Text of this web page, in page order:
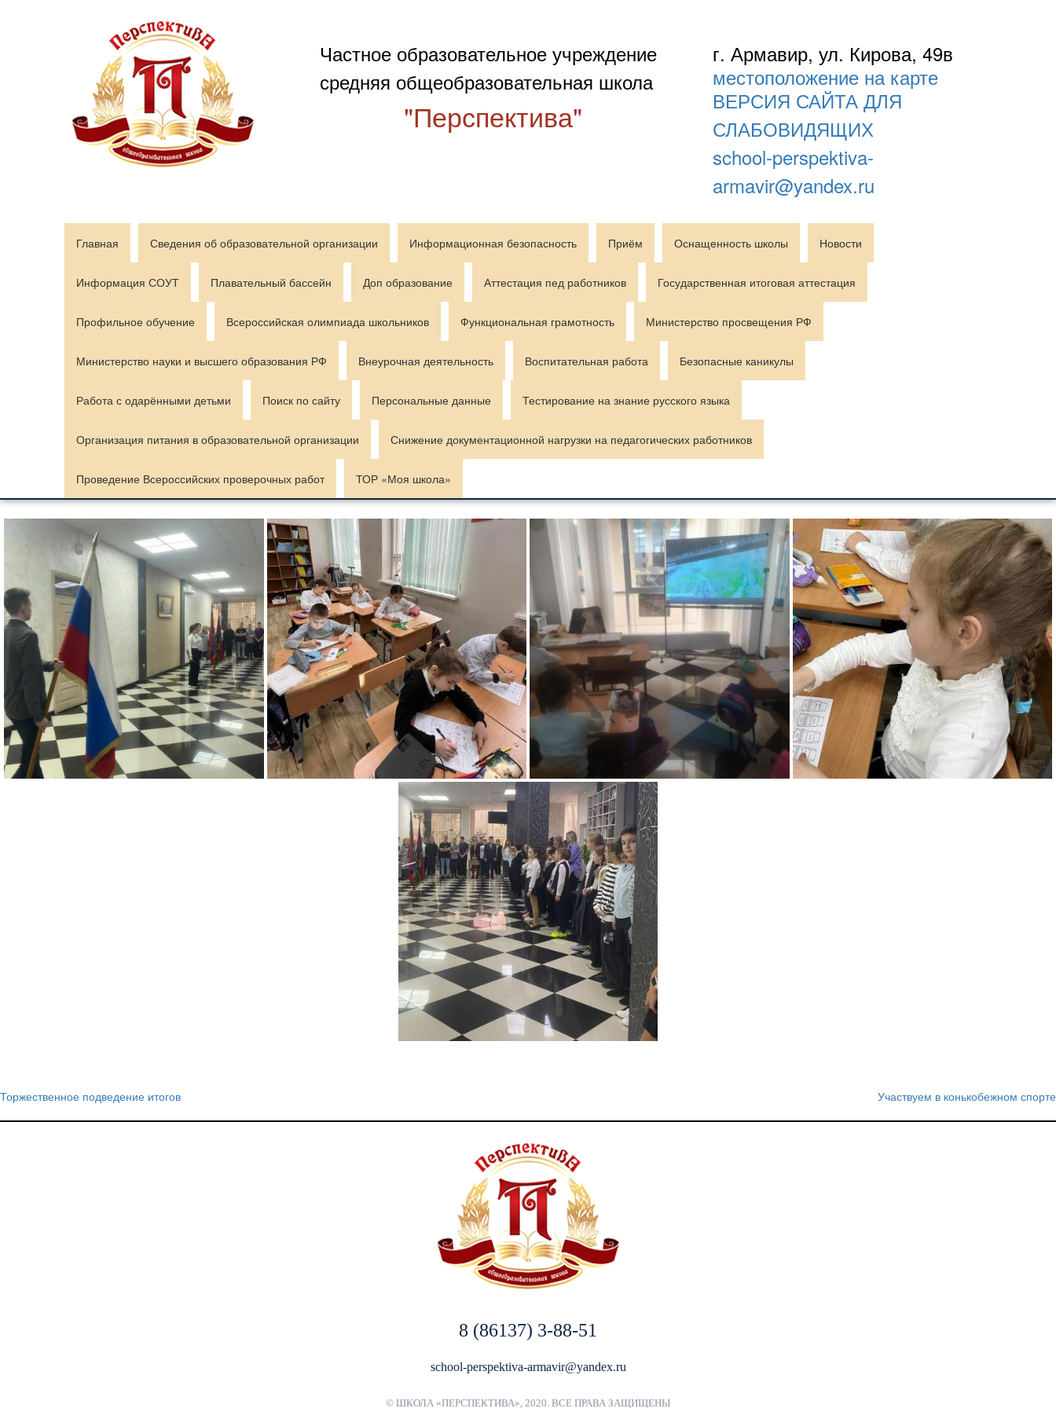
Частное образовательное учреждение
средняя общеобразовательная школа
"Перспектива"
г. Армавир, ул. Кирова, 49в
местоположение на карте
ВЕРСИЯ САЙТА ДЛЯ
СЛАБОВИДЯЩИХ
school-perspektiva-
armavir@yandex.ru
Главная Сведения об образовательной организации Информационная безопасность Приём Оснащенность школы Новости
Информация СОУТ Плавательный бассейн Доп образование Аттестация пед работников Государственная итоговая аттестация
Профильное обучение Всероссийская олимпиада школьников Функциональная грамотность Министерство просвещения РФ
Министерство науки и высшего образования РФ Внеурочная деятельность Воспитательная работа Безопасные каникулы
Работа с одарёнными детьми Поиск по сайту Персональные данные Тестирование на знание русского языка
Организация питания в образовательной организации Снижение документационной нагрузки на педагогических работников
Проведение Всероссийских проверочных работ ТОР «Моя школа»
Торжественное подведение итогов Участвуем в конькобежном спорте
8 (86137) 3-88-51
school-perspektiva-armavir@yandex.ru
© ШКОЛА «ПЕРСПЕКТИВА», 2020. ВСЕ ПРАВА ЗАЩИЩЕНЫ